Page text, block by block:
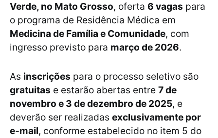
Verde, no Mato Grosso, oferta 6 vagas para
o programa de Residência Médica em
Medicina de Família e Comunidade, com
ingresso previsto para março de 2026.
As inscrições para o processo seletivo são
gratuitas e estarão abertas entre 7 de
novembro e 3 de dezembro de 2025, e
deverão ser realizadas exclusivamente por
e-mail, conforme estabelecido no item 5 do